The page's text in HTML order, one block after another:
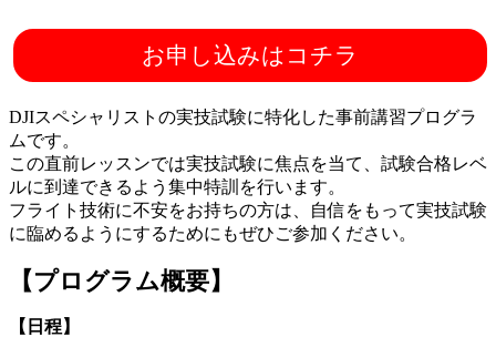
お申し込みはコチラ
DJIスペシャリストの実技試験に特化した事前講習プログラ
ムです。
この直前レッスンでは実技試験に焦点を当て、試験合格レベ
ルに到達できるよう集中特訓を行います。
フライト技術に不安をお持ちの方は、自信をもって実技試験
に臨めるようにするためにもぜひご参加ください。
【プログラム概要】
【日程】